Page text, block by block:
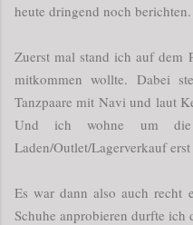
heute dringend noch berichten.
Zuerst mal stand ich auf dem
mitkommen wollte. Dabei
Tanzpaare mit Navi und laut
Und ich wohne um
Laden/Outlet/Lagerverkauf
Es war dann also auch recht
Schuhe anprobieren durfte ich